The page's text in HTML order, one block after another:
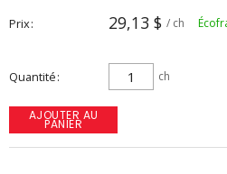
Prix 29,13 $ / ch
Quantité ch
AJOUTER AU
PANIER